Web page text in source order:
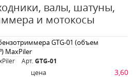
валы, шатуны,
и мотокосы
GTG-01 (объем
MaxPiler
Арт. GTG-01
цена 3,60